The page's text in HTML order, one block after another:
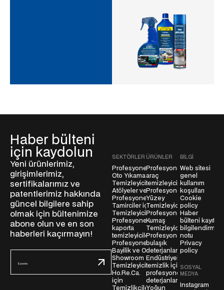
Haber bülteni
için kaydolun
Yeni ürünlerimiz,
girişimlerimiz,
sertifikalarımız ve
patentlerimiz hakkında
güncel bilgilere sahip
olmak için bültenimize
abone olun ve en son
haberleri kaçırmayın!
p
SEKTÖRLER
Profesyonel
Oto Yıkama
Temizleyicileri
Atölyeler ve
Profesyonel
Tamirciler için
Temizleyiciler
Profesyonel
kaporta
temizleyicileri
Profesyonel
Bayilik ve Oto
Showroom
Temizleyicileri
Ho.Re.Ca.
için
Temizlikçiler
ÜRÜNLER
Profesyonel
araç
temizleyicileri
Profesyonel
Yüzey
Temizleyiciler
Profesyonel
Kumaş
Temizleyiciler
Profesyonel
bulaşık
deterjanları
Endüstriyel
temizlik için
profesyonel
deterjanlar
Yoğun
BILGI
Web sitesi
genel
kullanım
koşulları
Cookie
policy
Haber
bülteni kayıt
bilgilendirme
notu
Privacy
policy
SOSYAL
MEDYA
Instagram